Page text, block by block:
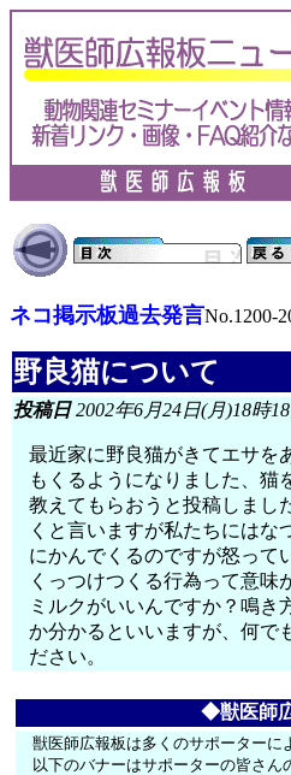
ネコ掲示板過去発言No.1200-
野良猫について
投稿日2002年6月24日(月)18時
最近家に野良猫がきてエサを
もくるようになりました、猫
教えてもらおうと投稿しまし
くと言いますが私たちにはな
にかんでくるのですが怒って
くっつけつくる行為って意味
ミルクがいいんですか？鳴き
か分かるといいますが、何で
ださい。
◆獣医師
獣医師広報板は多くのサポーターに
以下のバナーはサポーターの皆さ